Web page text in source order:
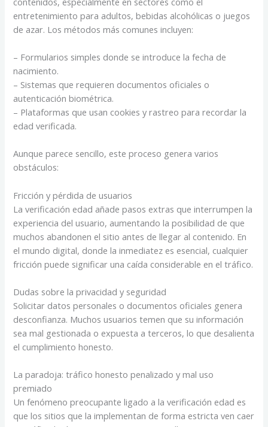
entretenimiento para adultos, bebidas alcohólicas o juegos
de azar. Los métodos más comunes incluyen:
– Formularios simples donde se introduce la fecha de
nacimiento.
– Sistemas que requieren documentos oficiales o
autenticación biométrica.
– Plataformas que usan cookies y rastreo para recordar la
edad verificada.
Aunque parece sencillo, este proceso genera varios
obstáculos:
Fricción y pérdida de usuarios
La verificación edad añade pasos extras que interrumpen la
experiencia del usuario, aumentando la posibilidad de que
muchos abandonen el sitio antes de llegar al contenido. En
el mundo digital, donde la inmediatez es esencial, cualquier
fricción puede significar una caída considerable en el tráfico.
Dudas sobre la privacidad y seguridad
Solicitar datos personales o documentos oficiales genera
desconfianza. Muchos usuarios temen que su información
sea mal gestionada o expuesta a terceros, lo que desalienta
el cumplimiento honesto.
La paradoja: tráfico honesto penalizado y mal uso
premiado
Un fenómeno preocupante ligado a la verificación edad es
que los sitios que la implementan de forma estricta ven caer